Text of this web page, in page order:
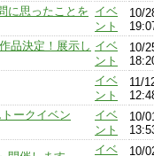
に思ったことを イベ
ント
10/
品決定！展示し イベ
ント
10/
イベ
ント
11/
ークイベン
イベ
ント
10/
イベ 10/